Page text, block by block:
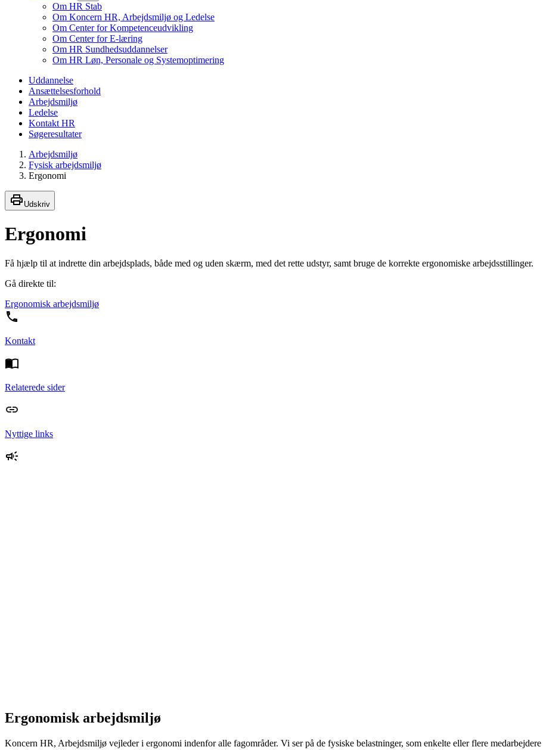
Om HR Stab
Om Koncern HR, Arbejdsmiljø og Ledelse
Om Center for Kompetenceudvikling
Om Center for E-læring
Om HR Sundhedsuddannelser
Om HR Løn, Personale og Systemoptimering
Uddannelse
Ansættelsesforhold
Arbejdsmiljø
Ledelse
Kontakt HR
Søgeresultater
Arbejdsmiljø
Fysisk arbejdsmiljø
Ergonomi
Udskriv
Ergonomi
Få hjælp til at indrette din arbejdsplads, både med og uden skærm, med det rette udstyr, samt bruge de korrekte ergonomiske arbejdsstillinger.
Gå direkte til:
Ergonomisk arbejdsmiljø
Kontakt
Relaterede sider
Nyttige links
Ergonomisk arbejdsmiljø
Koncern HR, Arbejdsmiljø vejleder i ergonomi indenfor alle fagområder. Vi ser på de fysiske belastninger, som enkelte eller flere